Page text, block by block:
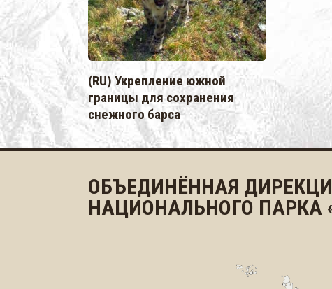
(RU) Укрепление южной
границы для сохранения
снежного барса
ОБЪЕДИНЁННАЯ
НАЦИОНАЛЬНОГО ПАРКА